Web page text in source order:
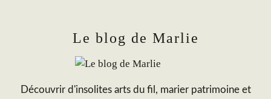
Le blog de Marlie
Découvrir d'insolites arts du fil, marier patrimoine et